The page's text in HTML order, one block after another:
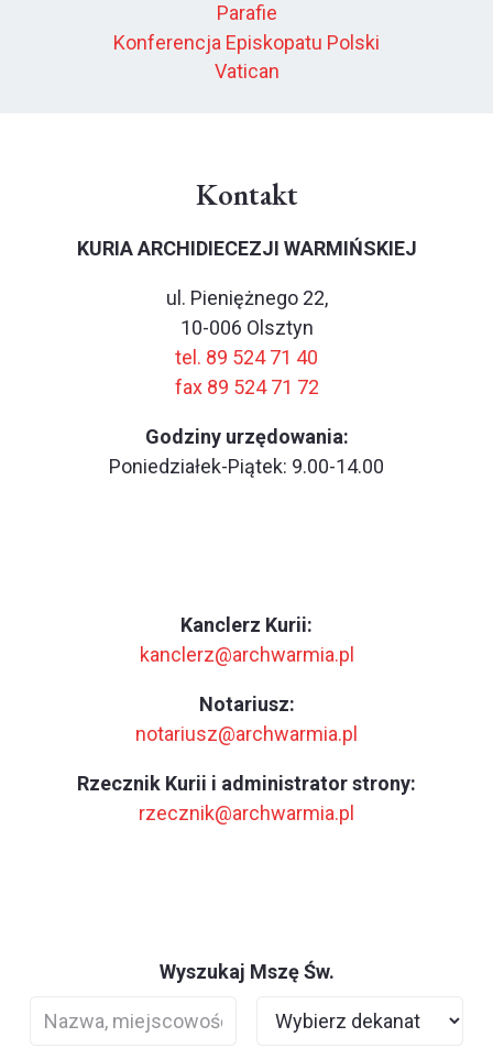
Parafie
Konferencja Episkopatu Polski
Vatican
Kontakt
KURIA ARCHIDIECEZJI WARMIŃSKIEJ
ul. Pieniężnego 22,
10-006 Olsztyn
tel. 89 524 71 40
fax 89 524 71 72
Godziny urzędowania:
Poniedziałek-Piątek: 9.00-14.00
Kanclerz Kurii:
kanclerz@archwarmia.pl
Notariusz:
notariusz@archwarmia.pl
Rzecznik Kurii i administrator strony:
rzecznik@archwarmia.pl
Wyszukaj Mszę Św.